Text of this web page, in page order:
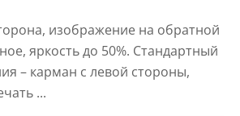
изображение на обратной
яркость до 50%. Стандартный
– карман с левой стороны,
...